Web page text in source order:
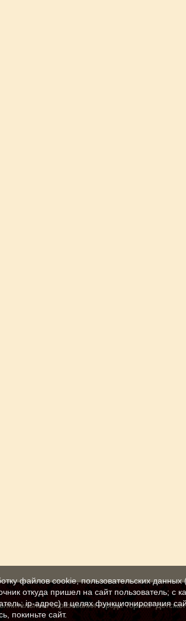
образования города Торжка
файлов cookie, пользовательских
откуда пришел на сайт пользователь; с
ip-адрес) в целях функционирования
покиньте сайт.